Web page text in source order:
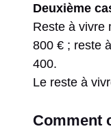
Deuxième
Reste à vivre
800 € ; reste
400.
Le reste à
Comment